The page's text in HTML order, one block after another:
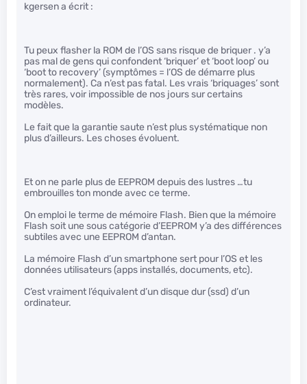
kgersen a écrit :
Tu peux flasher la ROM de l’OS sans risque de briquer . y’a
pas mal de gens qui confondent ‘briquer’ et ‘boot loop’ ou
‘boot to recovery’ (symptômes = l’OS de démarre plus
normalement). Ca n’est pas fatal. Les vrais ‘briquages’ sont
très rares, voir impossible de nos jours sur certains
modèles.
Le fait que la garantie saute n’est plus systématique non
plus d’ailleurs. Les choses évoluent.
Et on ne parle plus de EEPROM depuis des lustres …tu
embrouilles ton monde avec ce terme.
On emploi le terme de mémoire Flash. Bien que la mémoire
Flash soit une sous catégorie d’EEPROM y’a des différences
subtiles avec une EEPROM d’antan.
La mémoire Flash d’un smartphone sert pour l’OS et les
données utilisateurs (apps installés, documents, etc).
C’est vraiment l’équivalent d’un disque dur (ssd) d’un
ordinateur.